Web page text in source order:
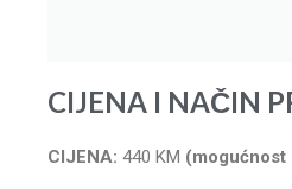
CIJENA I NAČIN
CIJENA: 440 KM (mogućnost